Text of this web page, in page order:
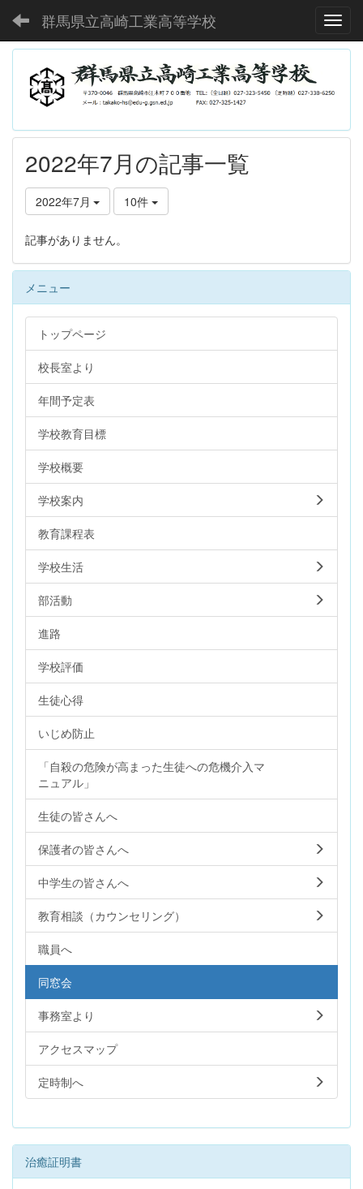
群馬県立高崎工業高等学校
2022年7月の記事一覧
2022年7月 10件
記事がありません。
メニュー
トップページ
校長室より
年間予定表
学校教育目標
学校概要
学校案内
教育課程表
学校生活
部活動
進路
学校評価
生徒心得
いじめ防止
「自殺の危険が高まった生徒への危機介入マ
ニュアル」
生徒の皆さんへ
保護者の皆さんへ
中学生の皆さんへ
教育相談（カウンセリング）
職員へ
同窓会
事務室より
アクセスマップ
定時制へ
治癒証明書